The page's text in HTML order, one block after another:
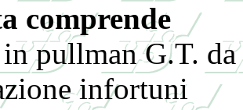
comprende
pullman G.T.
infortuni